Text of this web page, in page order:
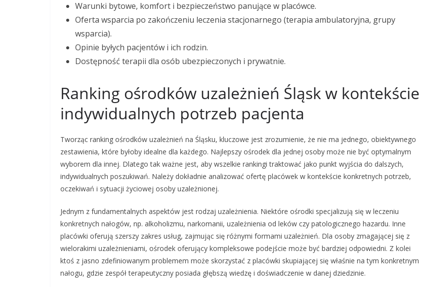
Warunki bytowe, komfort i bezpieczeństwo panujące w placówce.
Oferta wsparcia po zakończeniu leczenia stacjonarnego (terapia ambulatoryjna, grupy
wsparcia).
Opinie byłych pacjentów i ich rodzin.
Dostępność terapii dla osób ubezpieczonych i prywatnie.
Ranking ośrodków uzależnień Śląsk w kontekście
indywidualnych potrzeb pacjenta
Tworząc ranking ośrodków uzależnień na Śląsku, kluczowe jest zrozumienie, że nie ma jednego, obiektywnego
zestawienia, które byłoby idealne dla każdego. Najlepszy ośrodek dla jednej osoby może nie być optymalnym
wyborem dla innej. Dlatego tak ważne jest, aby wszelkie rankingi traktować jako punkt wyjścia do dalszych,
indywidualnych poszukiwań. Należy dokładnie analizować ofertę placówek w kontekście konkretnych potrzeb,
oczekiwań i sytuacji życiowej osoby uzależnionej.
Jednym z fundamentalnych aspektów jest rodzaj uzależnienia. Niektóre ośrodki specjalizują się w leczeniu
konkretnych nałogów, np. alkoholizmu, narkomanii, uzależnienia od leków czy patologicznego hazardu. Inne
placówki oferują szerszy zakres usług, zajmując się różnymi formami uzależnień. Dla osoby zmagającej się z
wielorakimi uzależnieniami, ośrodek oferujący kompleksowe podejście może być bardziej odpowiedni. Z kolei
ktoś z jasno zdefiniowanym problemem może skorzystać z placówki skupiającej się właśnie na tym konkretnym
nałogu, gdzie zespół terapeutyczny posiada głębszą wiedzę i doświadczenie w danej dziedzinie.